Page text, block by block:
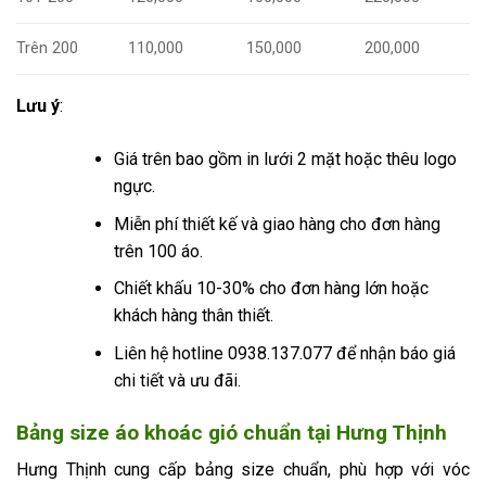
Trên 200 110,000 150,000 200,000
Lưu ý:
Giá trên bao gồm in lưới 2 mặt hoặc thêu logo
ngực.
Miễn phí thiết kế và giao hàng cho đơn hàng
trên 100 áo.
Chiết khấu 10-30% cho đơn hàng lớn hoặc
khách hàng thân thiết.
Liên hệ hotline 0938.137.077 để nhận báo giá
chi tiết và ưu đãi.
Bảng size áo khoác gió chuẩn tại Hưng Thịnh
Hưng Thịnh cung cấp bảng size chuẩn, phù hợp với vóc